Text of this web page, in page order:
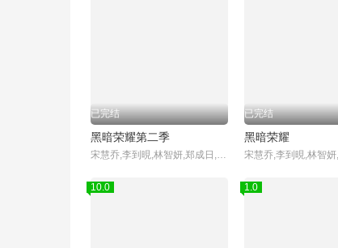
已完结
黑暗荣耀第二季
宋慧乔,李到晛,林智妍,郑成日,廉惠兰,朴成焄,金赫拉,车珠英,郑知晓,辛睿恩
已完结
黑暗荣耀
10.0 1.0